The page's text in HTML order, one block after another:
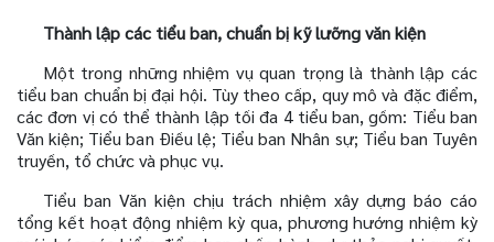
Thành lập các tiểu ban, chuẩn bị kỹ lưỡng văn kiện
Một trong những nhiệm vụ quan trọng là thành lập các
tiểu ban chuẩn bị đại hội. Tùy theo cấp, quy mô và đặc điểm,
các đơn vị có thể thành lập tối đa 4 tiểu ban, gồm: Tiểu ban
Văn kiện; Tiểu ban Điều lệ; Tiểu ban Nhân sự; Tiểu ban Tuyên
truyền, tổ chức và phục vụ.
Tiểu ban Văn kiện chịu trách nhiệm xây dựng báo cáo
tổng kết hoạt động nhiệm kỳ qua, phương hướng nhiệm kỳ